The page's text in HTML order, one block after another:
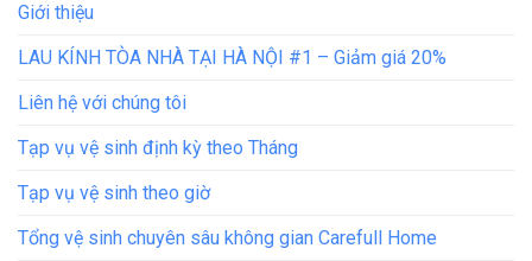
Giới thiệu
LAU KÍNH TÒA NHÀ TẠI HÀ NỘI #1 – Giảm giá 20%
Liên hệ với chúng tôi
Tạp vụ vệ sinh định kỳ theo Tháng
Tạp vụ vệ sinh theo giờ
Tổng vệ sinh chuyên sâu không gian Carefull Home